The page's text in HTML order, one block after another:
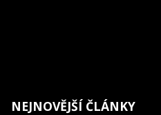
NEJNOVĚJŠÍ ČLÁNKY